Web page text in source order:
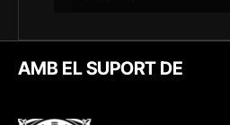
AMB EL SUPORT DE